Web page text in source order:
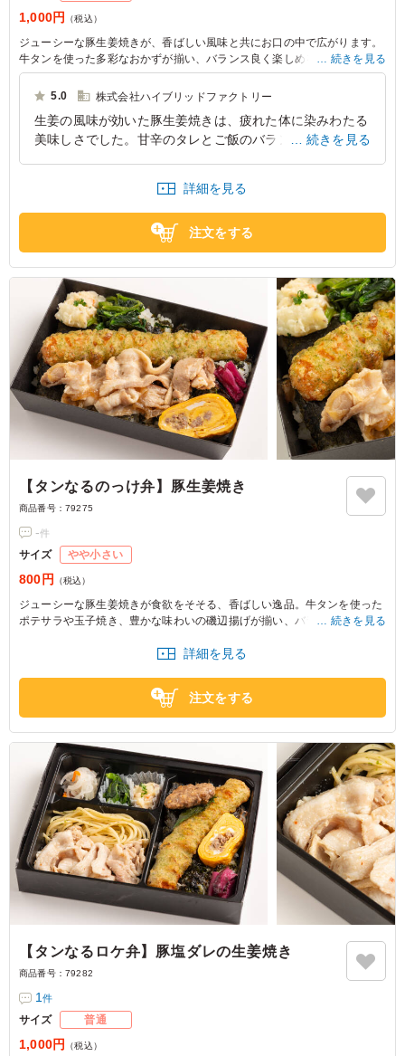
1,000円 （税込）
ジューシーな豚生姜焼きが、香ばしい風味と共にお口の中で広がります。
牛タンを使った多彩なおかずが揃い、バランス良く楽しめる一品。忙しい
日常でも満足感を得られる、特別なひとときを演出します。
続きを見る
5.0 株式会社ハイブリッドファクトリー
生姜の風味が効いた豚生姜焼きは、疲れた体に染みわたる
美味しさでした。甘辛のタレとご飯のバランスが良く、ス
があれば注文したいと思います。
東京都千代田区丸の内
続きを見る
詳細を見る
注文をする
【タンなるのっけ弁】豚生姜焼き
商品番号： 79275
-件
サイズ やや小さい
800円 （税込）
ジューシーな豚生姜焼きが食欲をそそる、香ばしい逸品。牛タンを使った
ポテサラや玉子焼き、豊かな味わいの磯辺揚げが揃い、バランスの良い一
続きを見る
詳細を見る
注文をする
【タンなるロケ弁】豚塩ダレの生姜焼き
商品番号： 79282
1件
サイズ 普通
1,000円 （税込）